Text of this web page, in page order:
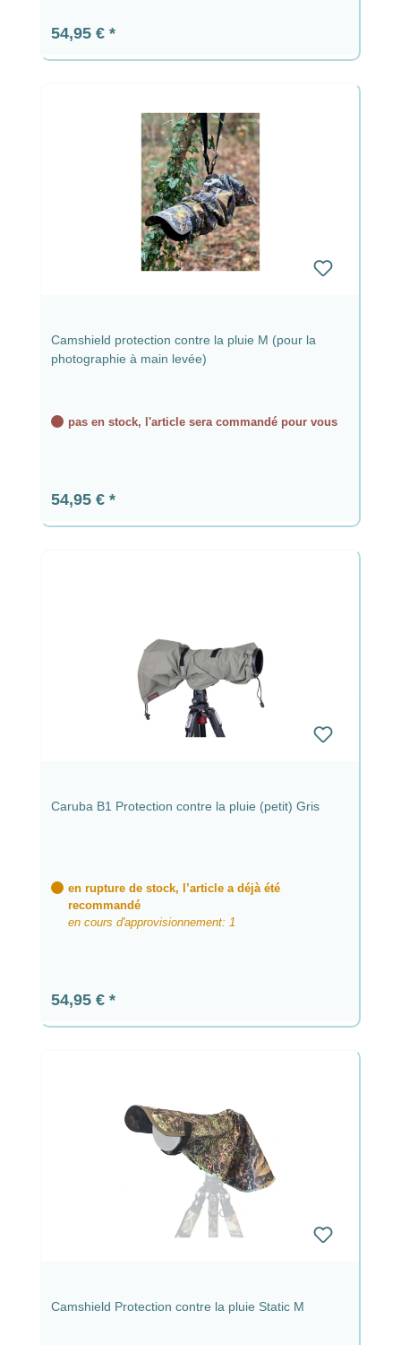
Prix régulier :
54,95 €
Camshield protection contre la pluie M (pour la
photographie à main levée)
pas en stock, l'article sera commandé pour vous
Prix régulier :
54,95 €
Caruba B1 Protection contre la pluie (petit) Gris
en rupture de stock, l’article a déjà été
recommandé
en cours d'approvisionnement: 1
Prix régulier :
54,95 €
Camshield Protection contre la pluie Static M